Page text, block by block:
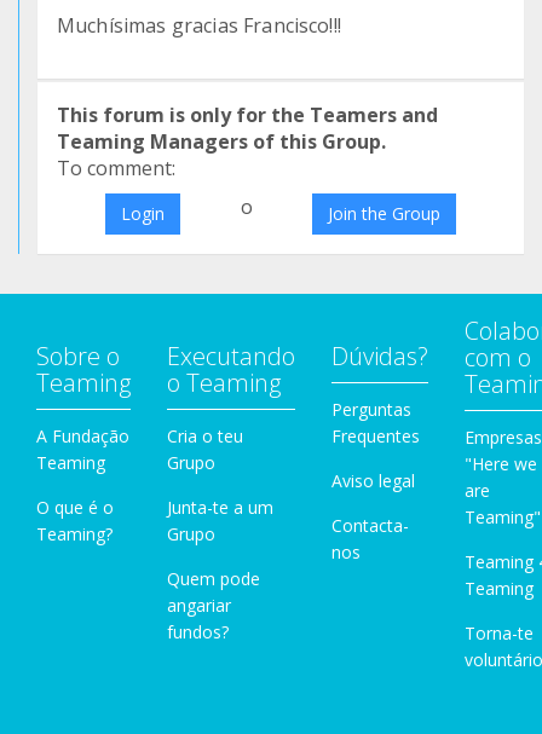
Muchísimas gracias Francisco!!!
This forum is only for the Teamers and
Teaming Managers of this Group.
To comment:
Login o Join the Group
Sobre o
Teaming
A Fundação
Teaming
O que é o
Teaming?
Executando
o Teaming
Cria o teu
Grupo
Junta-te a um
Grupo
Quem pode
angariar
fundos?
Dúvidas?
Perguntas
Frequentes
Aviso legal
Contacta-
nos
com o
Empresas
"Here we
are
Teaming"
Teaming
Teaming
Torna-te